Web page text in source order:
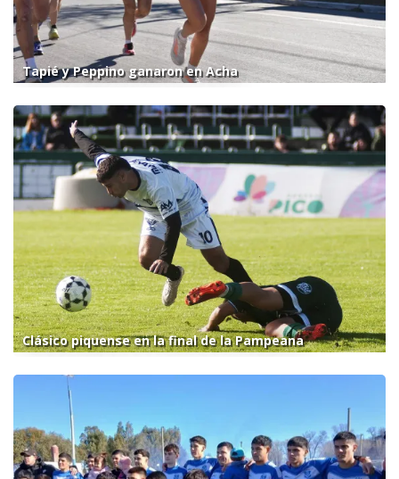
Tapié y Peppino ganaron en Acha
Clásico piquense en la final de la Pampeana